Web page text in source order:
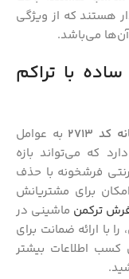
هستند که از ویژگی‌
می‌باشد.
700 شانه ساده با تراکم
به عوامل
که می‌تواند بازه
فرشخونه با حذف
برای مشتریانش
ترکمن ماشینی در
با ارائه ضمانت برای
کسب اطلاعات بیشتر